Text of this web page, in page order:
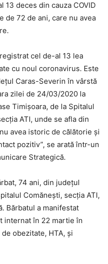
13 deces din cauza COVID
de 72 de ani, care nu avea
cel de-al 13 lea
cu noul coronavirus. Este
Caras-Severin în vârstă
zilei de 24/03/2020 la
Timișoara, de la Spitalul
ATI, unde se afla din
avea istoric de călătorie și
pozitiv”, se arată într-un
Strategică.
74 ani, din județul
Comănești, secția ATI,
Bărbatul a manifestat
internat în 22 martie în
obezitate, HTA, și